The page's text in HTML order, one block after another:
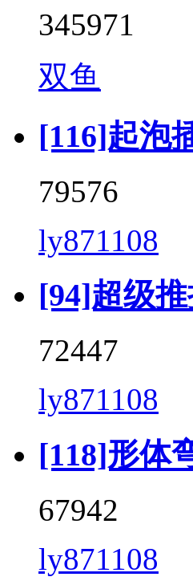
345971
双鱼
[116]起泡
79576
ly871108
[94]超级
72447
ly871108
[118]形体
67942
ly871108